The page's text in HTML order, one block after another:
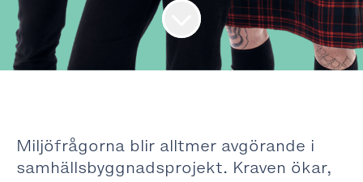
Miljöfrågorna blir alltmer avgörande i
samhällsbyggnadsprojekt. Kraven ökar,